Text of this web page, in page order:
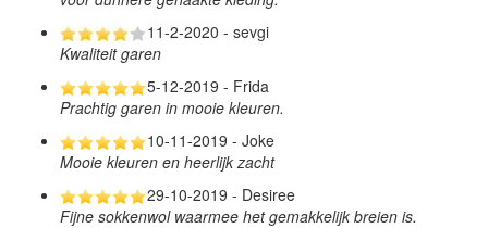
11-2-2020 - sevgi
Kwaliteit garen
5-12-2019 - Frida
Prachtig garen in mooie kleuren.
10-11-2019 - Joke
Mooie kleuren en heerlijk zacht
29-10-2019 - Desiree
Fijne sokkenwol waarmee het gemakkelijk breien is.